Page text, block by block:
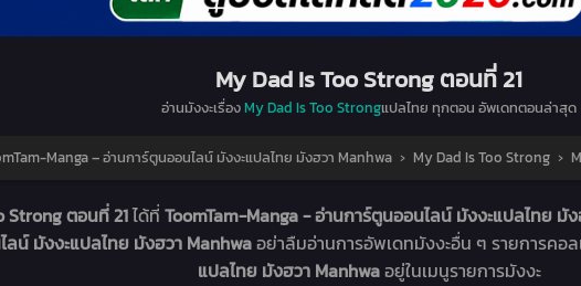
My Dad Is Too Strong ตอนที่ 21
อ่านมังงะเรื่องMy Dad Is Too Strongแปลไทย ทุกตอน อัพเดทตอนล่าสุด
Manga – อ่านการ์ตูนออนไลน์ มังงะแปลไทย มังฮวา Manhwa › My Dad Is Too Strong ›
Strong ตอนที่ 21ได้ที่ ToomTam-Manga - อ่านการ์ตูนออนไลน์ มังงะแปลไทย มั
น์ มังงะแปลไทย มังฮวา Manhwaอย่าลืมอ่านการอัพเดทมังงะอื่น ๆ รายการคอ
แปลไทย มังฮวา Manhwaอยู่ในเมนูรายการมังงะ